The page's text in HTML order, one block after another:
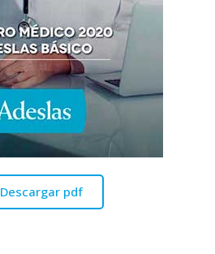
Descargar pdf